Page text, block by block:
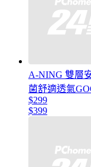
A-NING 雙層
菌舒適透氣
$299
$399